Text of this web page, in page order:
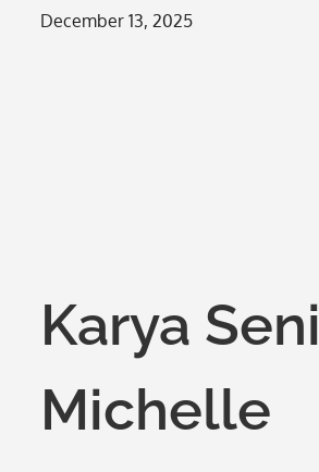
Posted
December 13, 2025
Karya Seni
Michelle